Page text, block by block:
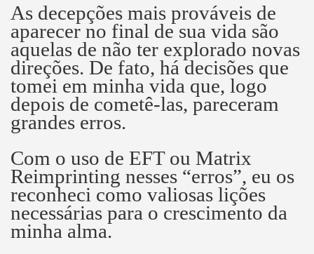
As decepções mais prováveis ​​de
aparecer no final de sua vida são
aquelas de não ter explorado novas
direções. De fato, há decisões que
tomei em minha vida que, logo
depois de cometê-las, pareceram
grandes erros.
Com o uso de EFT ou Matrix
Reimprinting nesses “erros”, eu os
reconheci como valiosas lições
necessárias para o crescimento da
minha alma.